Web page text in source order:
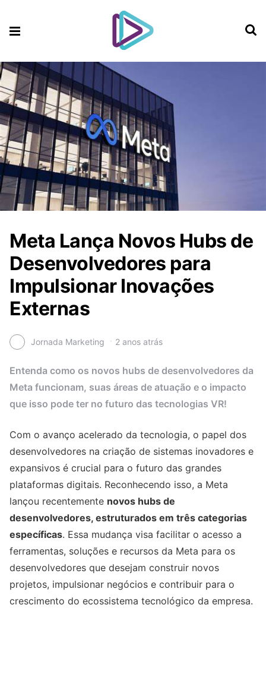
Meta Lança Novos Hubs de
Desenvolvedores para
Impulsionar Inovações
Externas
Jornada Marketing 2 anos atrás
Entenda como os novos hubs de desenvolvedores da
Meta funcionam, suas áreas de atuação e o impacto
que isso pode ter no futuro das tecnologias VR!
Com o avanço acelerado da tecnologia, o papel dos
desenvolvedores na criação de sistemas inovadores e
expansivos é crucial para o futuro das grandes
plataformas digitais. Reconhecendo isso, a Meta
lançou recentemente novos hubs de
desenvolvedores, estruturados em três categorias
específicas. Essa mudança visa facilitar o acesso a
ferramentas, soluções e recursos da Meta para os
desenvolvedores que desejam construir novos
projetos, impulsionar negócios e contribuir para o
crescimento do ecossistema tecnológico da empresa.